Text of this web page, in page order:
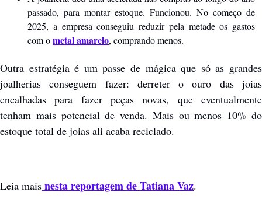
passado, para montar estoque. Funcionou. No começo de
2025, a empresa conseguiu reduzir pela metade os gastos
com o metal amarelo, comprando menos.
Outra estratégia é um passe de mágica que só as grandes
joalherias conseguem fazer: derreter o ouro das joias
encalhadas para fazer peças novas, que eventualmente
tenham mais potencial de venda. Mais ou menos 10% do
estoque total de joias ali acaba reciclado.
Leia mais nesta reportagem de Tatiana Vaz.